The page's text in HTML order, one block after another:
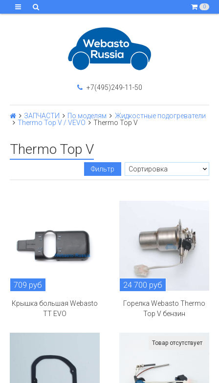
0
+7(495)249-11-50
ЗАПЧАСТИ По моделям
Жидкостные подогреватели
Thermo Top V / VEVO
Thermo Top V
Thermo Top V
Фильтр
709 руб
Крышка большая Webasto
TT EVO
24 700 руб
Горелка Webasto Thermo
Top V бензин
Товар отсутствует